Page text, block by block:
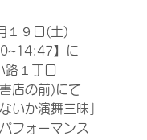
１９日(土)
】に
路１丁目
店の前)にて​
いか演舞三昧」
フォーマンス